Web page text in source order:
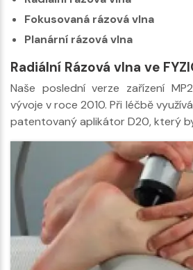
Fokusovaná rázová vlna
Planární rázová vlna
Radiální Rázová vlna ve
Naše poslední verze zařízení
vývoje v roce 2010. Při léčbě
patentovaný aplikátor D20, který